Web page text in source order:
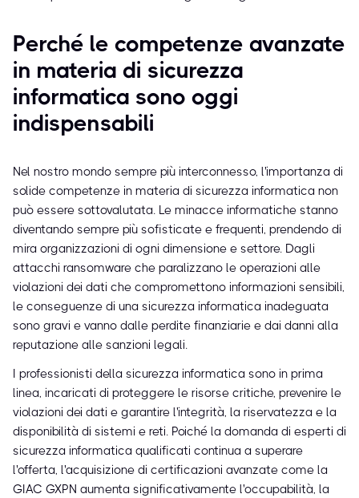
Perché le competenze avanzate
in materia di sicurezza
informatica sono oggi
indispensabili
Nel nostro mondo sempre più interconnesso, l'importanza di
solide competenze in materia di sicurezza informatica non
può essere sottovalutata. Le minacce informatiche stanno
diventando sempre più sofisticate e frequenti, prendendo di
mira organizzazioni di ogni dimensione e settore. Dagli
attacchi ransomware che paralizzano le operazioni alle
violazioni dei dati che compromettono informazioni sensibili,
le conseguenze di una sicurezza informatica inadeguata
sono gravi e vanno dalle perdite finanziarie e dai danni alla
reputazione alle sanzioni legali.
I professionisti della sicurezza informatica sono in prima
linea, incaricati di proteggere le risorse critiche, prevenire le
violazioni dei dati e garantire l'integrità, la riservatezza e la
disponibilità di sistemi e reti. Poiché la domanda di esperti di
sicurezza informatica qualificati continua a superare
l'offerta, l'acquisizione di certificazioni avanzate come la
GIAC GXPN aumenta significativamente l'occupabilità, la